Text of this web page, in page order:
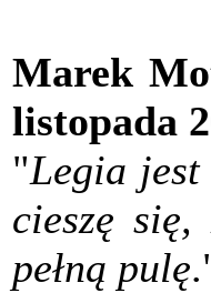
Marek
listopada
"Legia jest
cieszę
pełną pulę